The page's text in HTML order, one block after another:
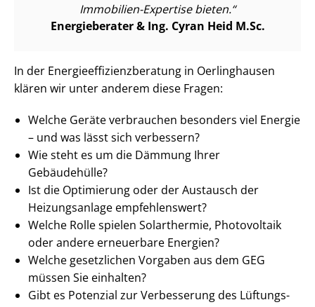
Immobilien-Expertise bieten.
Energieberater & Ing. Cyran Heid M.Sc.
In der En­er­gie­ef­fi­zi­enz­be­ra­tung in Oerlinghausen
klären wir unter anderem diese Fragen:
Welche Geräte verbrauchen besonders viel Energie
– und was lässt sich verbessern?
Wie steht es um die Dämmung Ihrer
Gebäudehülle?
Ist die Optimierung oder der Austausch der
Heizungsanlage empfehlenswert?
Welche Rolle spielen Solarthermie, Photovoltaik
oder andere erneuerbare Energien?
Welche gesetzlichen Vorgaben aus dem GEG
müssen Sie einhalten?
Gibt es Potenzial zur Verbesserung des Lüf­tungs­